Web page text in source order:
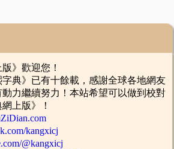
》歡迎您！
》已有十餘載，感謝全球各地網友
力繼續努力！本站希望可以做到校對
上版》！
kangxicj
@kangxicj